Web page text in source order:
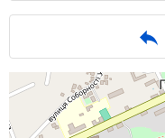
Відгуки